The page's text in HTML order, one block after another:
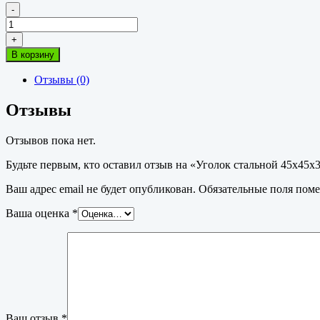
-
Количество
товара
Уголок
стальной
45х45х3мм
+
В корзину
Отзывы (0)
Отзывы
Отзывов пока нет.
Будьте первым, кто оставил отзыв на «Уголок стальной
Ваш адрес email не будет опубликован. Обязательные поля
Ваша оценка *